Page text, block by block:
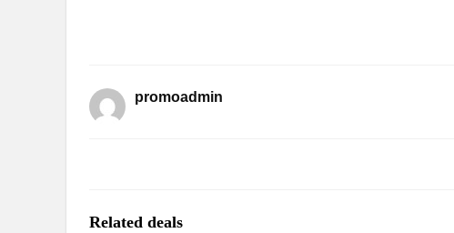
promoadmin
Related deals